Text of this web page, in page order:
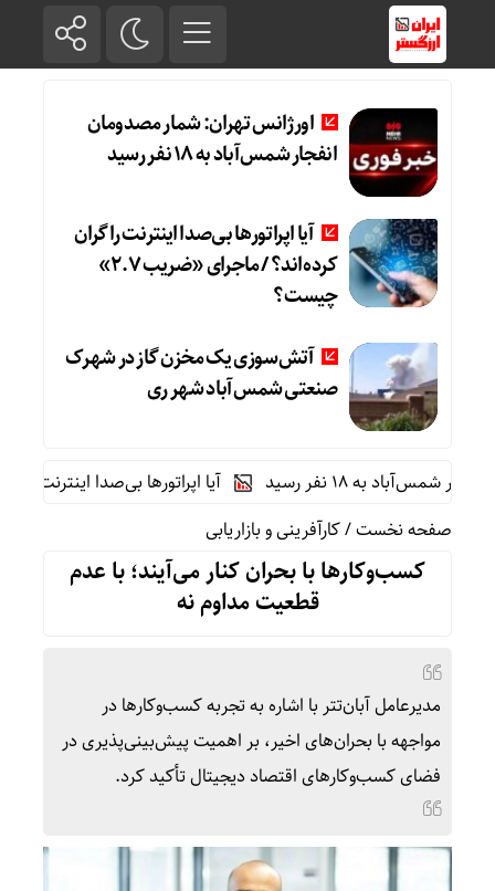
اورژانس تهران: شمار مصدومان
انفجار شمس‌آباد به ۱۸ نفر رسید
آیا اپراتورها بی‌صدا اینترنت را گران
کرده‌اند؟ / ماجرای «ضریب ۲.۷»
چیست؟
آتش‌سوزی یک مخزن گاز در شهرک
صنعتی شمس‌آباد شهر ری
به ۱۸ نفر رسید
آیا اپراتورها بی‌صدا اینترنت را گران
صفحه نخست/کارآفرینی و بازاریابی
کسب‌وکارها با بحران کنار می‌آیند؛ با عدم
قطعیت مداوم نه
مدیرعامل آبان‌تتر با اشاره به تجربه کسب‌وکارها در
مواجهه با بحران‌های اخیر، بر اهمیت پیش‌بینی‌پذیری در
فضای کسب‌وکارهای اقتصاد دیجیتال تأکید کرد.